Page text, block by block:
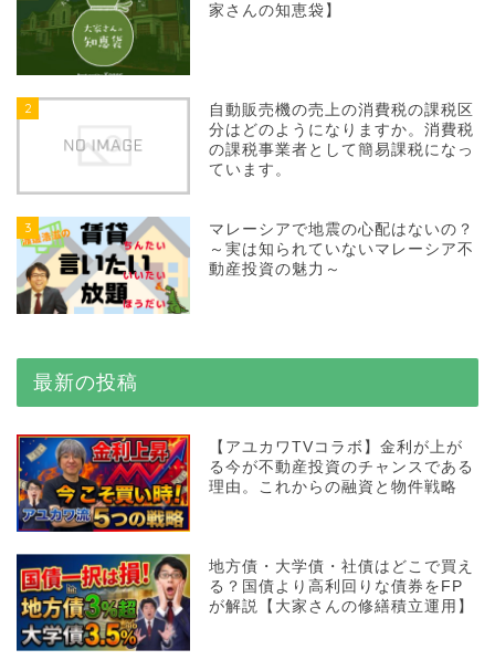
家さんの知恵袋】
2
自動販売機の売上の消費税の課税区
分はどのようになりますか。消費税
の課税事業者として簡易課税になっ
ています。
3
マレーシアで地震の心配はないの？
～実は知られていないマレーシア不
動産投資の魅力～
最新の投稿
【アユカワTVコラボ】金利が上が
る今が不動産投資のチャンスである
理由。これからの融資と物件戦略
地方債・大学債・社債はどこで買え
る？国債より高利回りな債券をFP
が解説【大家さんの修繕積立運用】